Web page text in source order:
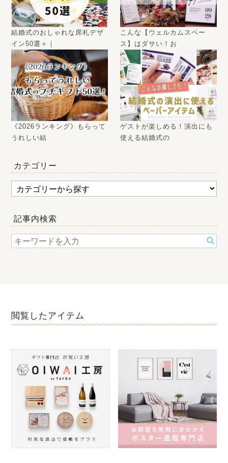
結婚式のおしゃれな席札デザ
イン50選＋｜
こんな【ウェルカムスペー
ス】はダサい！お
《2026ランキング》もらって
うれしい結
ゲストが楽しめる！演出にも
使える結婚式の
カテゴリー
記事内検索
閲覧したアイテム